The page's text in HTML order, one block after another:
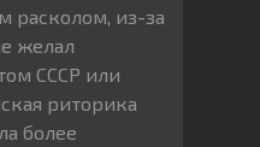
расколом, из-за
желал
СССР или
риторика
более